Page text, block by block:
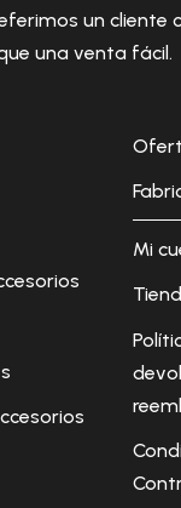
un cliente
una venta fácil.
Mi